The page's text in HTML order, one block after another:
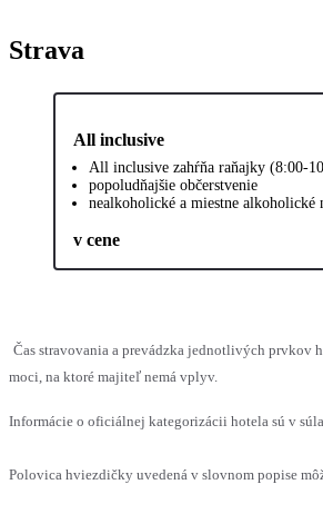
Strava
All inclusive
All inclusive zahŕňa raňajky (8:00-
popoludňajšie občerstvenie
nealkoholické a miestne alkoholické
v cene
Čas stravovania a prevádzka jednotlivých prvkov
moci, na ktoré majiteľ nemá vplyv.
Informácie o oficiálnej kategorizácii hotela sú v
Polovica hviezdičky uvedená v slovnom popise